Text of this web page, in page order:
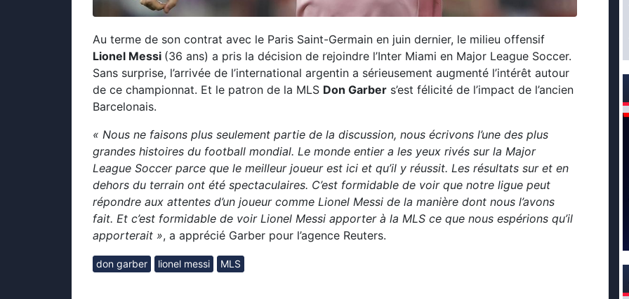
Au terme de son contrat avec le Paris Saint-Germain en juin dernier, le milieu offensif
Lionel Messi (36 ans) a pris la décision de rejoindre l’Inter Miami en Major League Soccer.
Sans surprise, l’arrivée de l’international argentin a sérieusement augmenté l’intérêt autour
de ce championnat. Et le patron de la MLS Don Garber s’est félicité de l’impact de l’ancien
Barcelonais.
« Nous ne faisons plus seulement partie de la discussion, nous écrivons l’une des plus
grandes histoires du football mondial. Le monde entier a les yeux rivés sur la Major
League Soccer parce que le meilleur joueur est ici et qu’il y réussit. Les résultats sur et en
dehors du terrain ont été spectaculaires. C’est formidable de voir que notre ligue peut
répondre aux attentes d’un joueur comme Lionel Messi de la manière dont nous l’avons
fait. Et c’est formidable de voir Lionel Messi apporter à la MLS ce que nous espérions qu’il
apporterait », a apprécié Garber pour l’agence Reuters.
don garber lionel messi MLS